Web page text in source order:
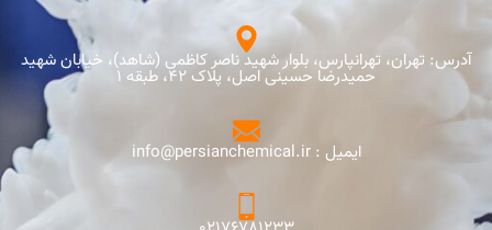
آدرس: تهران، تهرانپارس، بلوار شهید ناصر کاظمی (شاهد)، خیابان شهید
حمیدرضا حسینی اصل، پلاک 42، طبقه 1
ایمیل : info@persianchemical.ir